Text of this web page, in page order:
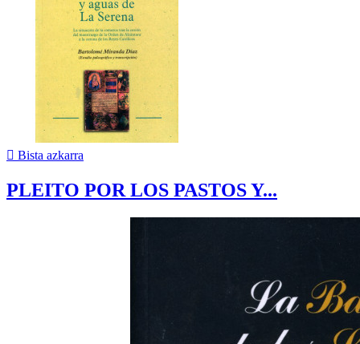
 Bista azkarra
PLEITO POR LOS PASTOS Y...